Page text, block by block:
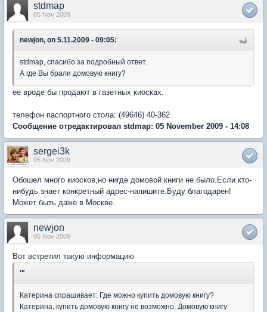
stdmap
05 Nov 2009
newjon, on 5.11.2009 - 09:05:
stdmap, спасибо за подробный ответ.
А где Вы брали домовую книгу?
ее вроде бы продают в газетных киосках.
телефон паспортного стола: (49646) 40-362
Сообщение отредактировал stdmap: 05 November 2009 - 14:08
sergei3k
05 Nov 2009
Обошел много киосков,но нигде домовой книги не было.Если кто-
нибудь знает конкретный адрес-напишите.Буду благодарен!
Может быть даже в Москве.
newjon
05 Nov 2009
Вот встретил такую информацию
'"
Катерина спрашивает: Где можно купить домовую книгу?
Катерина, купить домовую книгу не возможно. Домовую книгу